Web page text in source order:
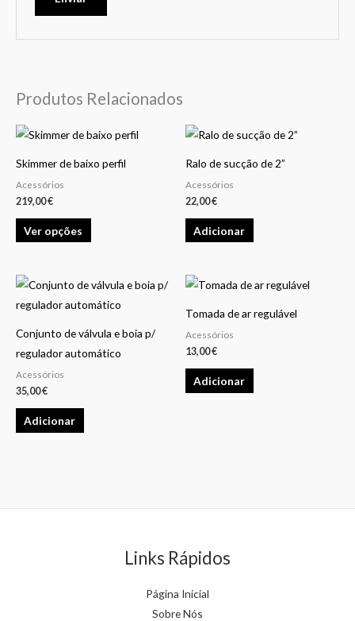
Produtos Relacionados
Skimmer de baixo perfil
Acessórios
219,00€
Ver opções
This
has
be
chosen
on
the
Ralo de sucção de 2”
Acessórios
22,00€
Adicionar
Conjunto de válvula e boia p/
regulador automático
Acessórios
35,00€
Adicionar
Tomada de ar regulável
Acessórios
13,00€
Adicionar
Links Rápidos
Página Inicial
Sobre Nós